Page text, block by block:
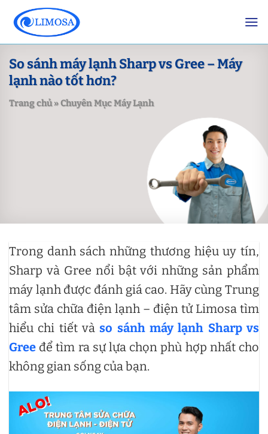
content
So sánh máy lạnh Sharp vs Gree – Máy
lạnh nào tốt hơn?
Trang chủ»Chuyên Mục Máy Lạnh
Trong danh sách những thương hiệu uy tín,
Sharp và Gree nổi bật với những sản phẩm
máy lạnh được đánh giá cao. Hãy cùng Trung
tâm sửa chữa điện lạnh – điện tử Limosa tìm
hiểu chi tiết vàso sánh máy lạnh Sharp vs
Gree để tìm ra sự lựa chọn phù hợp nhất cho
không gian sống của bạn.